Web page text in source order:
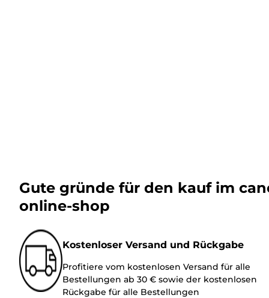
Gute gründe für den kauf im
online-shop
Kostenloser Versand und Rückgabe
Profitiere vom kostenlosen Versand für alle
Bestellungen ab 30 € sowie der kostenlosen
Rückgabe für alle Bestellungen